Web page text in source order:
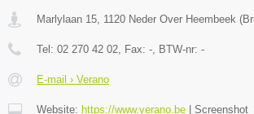
Marlylaan 15 1120 Neder Over Heembeek (
Tel: 02 270 42 02 , Fax: - , BTW-nr: -
E-mail › Verano
Website: https://www.verano.be | Screenshot